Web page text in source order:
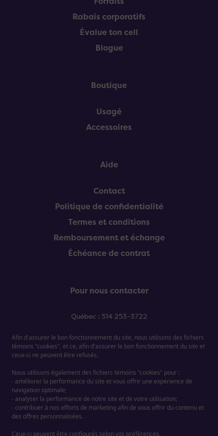
Rabais corporatifs
Évalue ton cell
Blogue
Boutique
Usagé
Accessoires
Aide
Contact
Politique de confidentialité
Termes et conditions
Remboursement et échange
Échéance de contrat
Pour nous contacter
Québec : 514 253-3722
Montréal : 514 253-3722
Contact
Afin d'assurer le bon fonctionnement du site, nous utilisons des fichiers
témoins "cookies", et ce, afin d'assurer le bon fonctionnement du site et
ceux-ci ne peuvent être refusés.
Nous utilisons également des fichiers témoins "cookies" pour :
- améliorer la performance du site et vous offrir une expérience de
navigation optimale;
- analyser la performance de notre site et de votre utilisation;
- contribuer à nos efforts de marketing afin de vous offrir du contenu et
des offres personnalisées.
Ceux-ci peuvent être configurés selon vos préférences.